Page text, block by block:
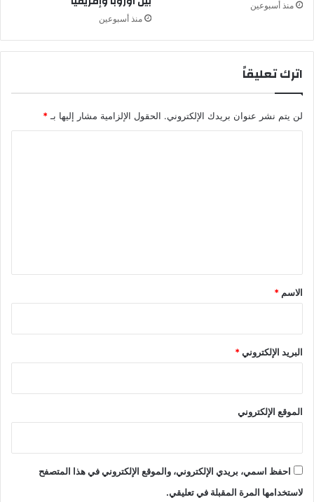
ح منذ أسبوعين
منذ أسبوعين
اترك تعليقاً
لن يتم نشر عنوان بريدك الإلكتروني. الحقول الإلزامية مشار إليها بـ *
*
الاسم *
البريد الإلكتروني*
الموقع الإلكتروني
احفظ اسمي، بريدي الإلكتروني، والموقع الإلكتروني في هذا المتصفح
لاستخدامها المرة المقبلة في تعليقي.